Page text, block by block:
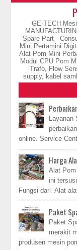
GE-TECH
Spare Part -
Mini Pertamini
Alat Pom Mini
Modul CPU Pom
Trafo, Flow
supply, kabel
Layanan
online. Service
Harga
Alat
ini
Fungsi dari Alat
Paket
Paket
merakit
produsen mesin